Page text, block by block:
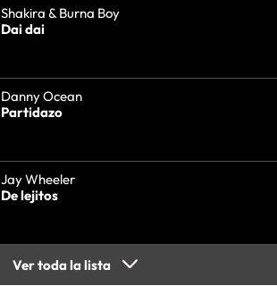
Shakira & Burna Boy
Dai dai
Danny Ocean
Partidazo
Jay Wheeler
De lejitos
Ver toda la lista